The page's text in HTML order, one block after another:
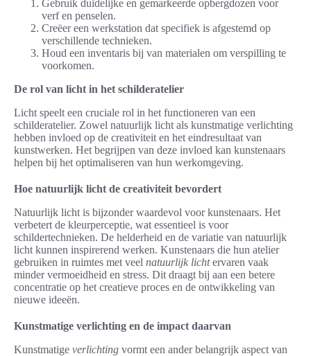
Gebruik duidelijke en gemarkeerde opbergdozen voor
verf en penselen.
Creëer een werkstation dat specifiek is afgestemd op
verschillende technieken.
Houd een inventaris bij van materialen om verspilling te
voorkomen.
De rol van licht in het schilderatelier
Licht speelt een cruciale rol in het functioneren van een
schilderatelier. Zowel natuurlijk licht als kunstmatige verlichting
hebben invloed op de creativiteit en het eindresultaat van
kunstwerken. Het begrijpen van deze invloed kan kunstenaars
helpen bij het optimaliseren van hun werkomgeving.
Hoe natuurlijk licht de creativiteit bevordert
Natuurlijk licht is bijzonder waardevol voor kunstenaars. Het
verbetert de kleurperceptie, wat essentieel is voor
schildertechnieken. De helderheid en de variatie van natuurlijk
licht kunnen inspirerend werken. Kunstenaars die hun atelier
gebruiken in ruimtes met veel natuurlijk lichtervaren vaak
minder vermoeidheid en stress. Dit draagt bij aan een betere
concentratie op het creatieve proces en de ontwikkeling van
nieuwe ideeën.
Kunstmatige verlichting en de impact daarvan
Kunstmatige verlichting vormt een ander belangrijk aspect van